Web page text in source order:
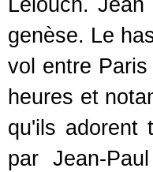
Lelouch.
genèse. Le
vol entre
heures et
qu'ils adorent
par Jean-